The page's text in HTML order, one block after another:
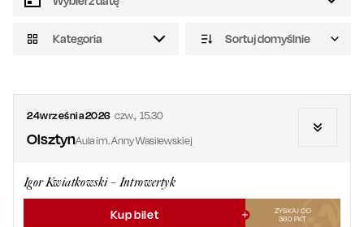
Kategoria Sortuj domyślnie
24września2026 czw., 15.30
OlsztynAula im. Anny Wasilewskiej
Igor Kwiatkowski – Introwertyk
Kup bilet
ZYSKAJ OD
360 PKT